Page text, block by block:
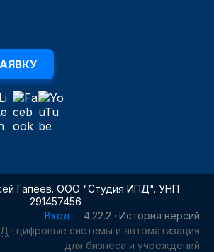
Гапеев. ООО "Студия ИПД". УНП
291457456
Вход · 4.22.2 · История версий
· цифровые системы и автоматизация
для бизнеса и учреждений